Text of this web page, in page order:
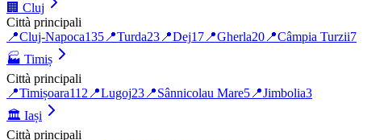
🏢 Cluj
Città principali
📍Cluj-Napoca135 📍Turda23 📍Dej17 📍Gherla20 📍Câmpia Turzii7
🏭 Timiș
Città principali
📍Timișoara112 📍Lugoj23 📍Sânnicolau Mare5 📍Jimbolia3
🏛️ Iași
Città principali